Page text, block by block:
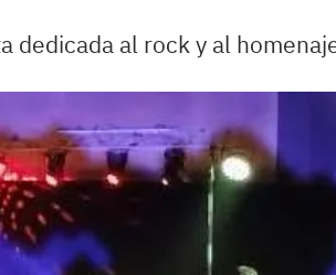
al rock y al